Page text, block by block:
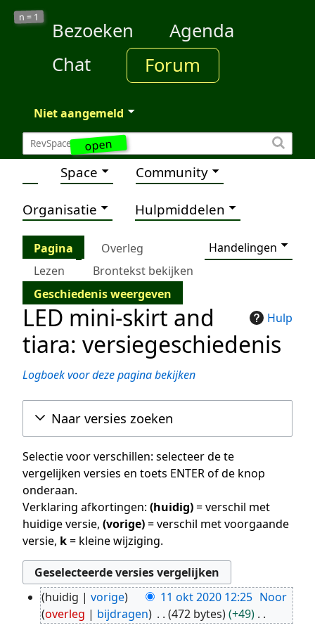
open
n = 1
Bezoeken
Agenda
Chat
Forum
Niet aangemeld
Space Community
Organisatie Hulpmiddelen
Pagina Overleg
Handelingen
Lezen
Brontekst bekijken
Geschiedenis weergeven
Hulp
LED mini-skirt and
tiara: versiegeschiedenis
Logboek voor deze pagina bekijken
Naar versies zoeken
Selectie voor verschillen: selecteer de te
vergelijken versies en toets ENTER of de knop
onderaan.
Verklaring afkortingen: (huidig)= verschil met
huidige versie, (vorige)= verschil met voorgaande
versie, k= kleine wijziging.
11
okt
huidig vorige 11 okt 2020 12:25 Noor
overleg
bijdragen 472 bytes
+49